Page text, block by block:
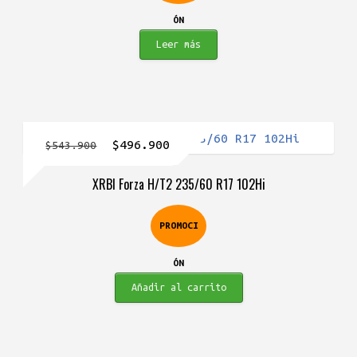
ÓN
Leer más
XRBI Forza H/T2 235/60 R17 102Hi
PROMOCI
ÓN
$543.900
El
original
$543.900.
$496.900
actual
es:
$496.900.
Añadir al carrito